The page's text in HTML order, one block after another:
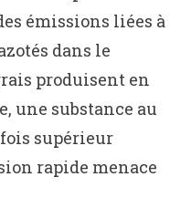
émissions liées à
dans le
produisent en
une substance au
supérieur
rapide menace